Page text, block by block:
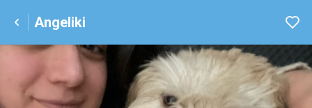
Angeliki